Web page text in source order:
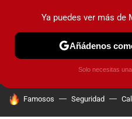
PRUEBAS COCHES
HOY SE HABLA DE
Famosos Seguridad
Ya puedes ver más de
Añádenos
Solo necesitas